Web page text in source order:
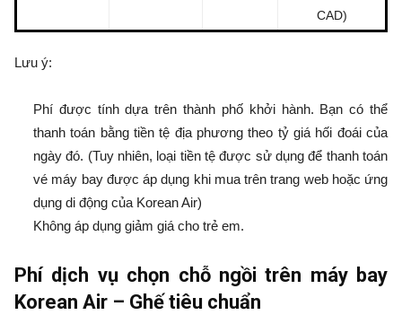
CAD)
Lưu ý:
Phí được tính dựa trên thành phố khởi hành. Bạn có thể
thanh toán bằng tiền tệ địa phương theo tỷ giá hối đoái của
ngày đó. (Tuy nhiên, loại tiền tệ được sử dụng để thanh toán
vé máy bay được áp dụng khi mua trên trang web hoặc ứng
dụng di động của Korean Air)
Không áp dụng giảm giá cho trẻ em.
Phí dịch vụ chọn chỗ ngồi trên máy bay
Korean Air – Ghế tiêu chuẩn